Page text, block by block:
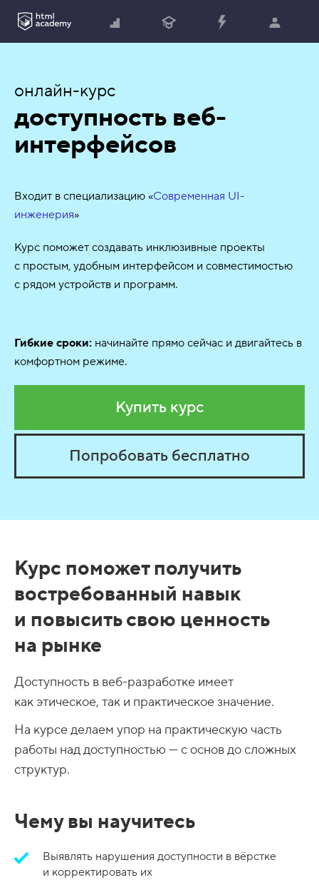
онлайн-курс
доступность веб-
интерфейсов
Входит в специализацию «Современная UI-
инженерия»
Курс поможет создавать инклюзивные проекты
с простым, удобным интерфейсом и совместимостью
с рядом устройств и программ.
Гибкие сроки: начинайте прямо сейчас и двигайтесь в
комфортном режиме.
Купить курс
Попробовать бесплатно
Курс поможет получить
востребованный навык
и повысить свою ценность
на рынке
Доступность в веб-разработке имеет
как этическое, так и практическое значение.
На курсе делаем упор на практическую часть
работы над доступностью — с основ до сложных
структур.
Чему вы научитесь
Выявлять нарушения доступности в вёрстке
и корректировать их